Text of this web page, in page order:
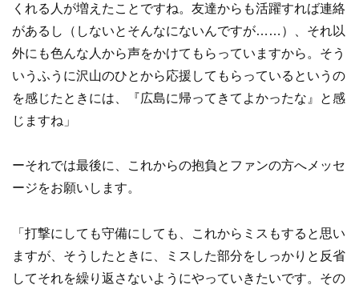
くれる人が増えたことですね。友達からも活躍すれば連絡
があるし（しないとそんなにないんですが……）、それ以
外にも色んな人から声をかけてもらっていますから。そう
いうふうに沢山のひとから応援してもらっているというの
を感じたときには、『広島に帰ってきてよかったな』と感
じますね」
ーそれでは最後に、これからの抱負とファンの方へメッセ
ージをお願いします。
「打撃にしても守備にしても、これからミスもすると思い
ますが、そうしたときに、ミスした部分をしっかりと反省
してそれを繰り返さないようにやっていきたいです。その